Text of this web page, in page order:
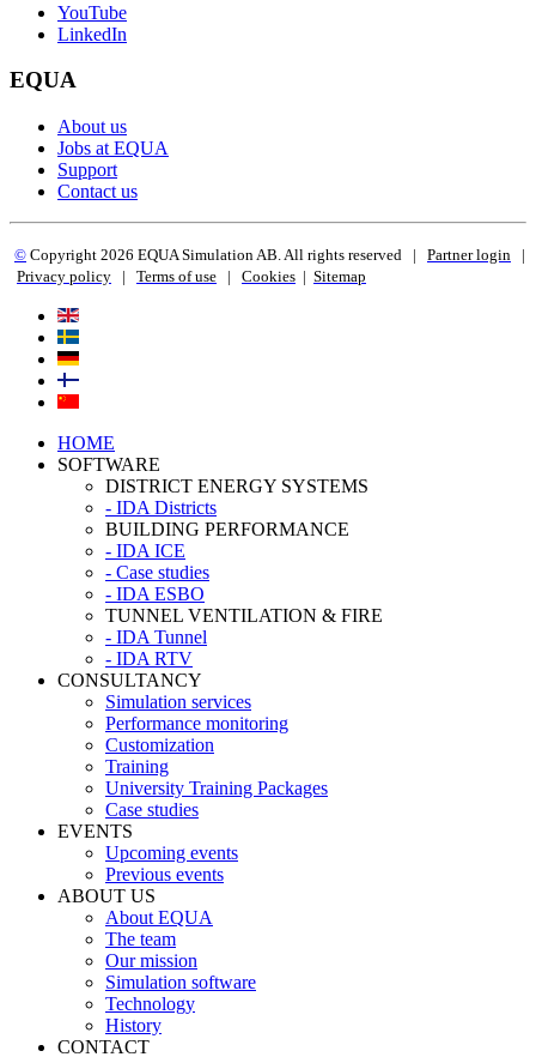
YouTube
LinkedIn
EQUA
About us
Jobs at EQUA
Support
Contact us
© Copyright 2026 EQUA Simulation AB. All rights reserved | Partner login
|
Privacy policy | Terms of use | Cookies | Sitemap
HOME
SOFTWARE
DISTRICT ENERGY SYSTEMS
- IDA Districts
BUILDING PERFORMANCE
- IDA ICE
- Case studies
- IDA ESBO
TUNNEL VENTILATION & FIRE
- IDA Tunnel
- IDA RTV
CONSULTANCY
Simulation services
Performance monitoring
Customization
Training
University Training Packages
Case studies
EVENTS
Upcoming events
Previous events
ABOUT US
About EQUA
The team
Our mission
Simulation software
Technology
History
CONTACT